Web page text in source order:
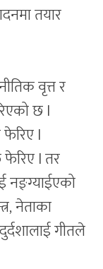
तयार
वृत्त र
छ l
l
फेरिए l तर
नङ्ग्याईएको
नेताका
गीतले